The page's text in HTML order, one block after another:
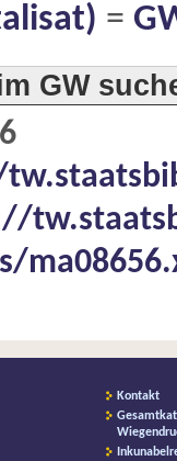
=
GW
Kontakt